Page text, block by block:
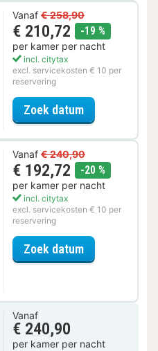
Vanaf € 258,90
€ 210,72 -19 %
per kamer per nacht
incl. citytax
excl. servicekosten € 10 per
reservering
Zoek datumvoor Parkeer
Vanaf € 240,90
€ 192,72 -20 %
per kamer per nacht
incl. citytax
excl. servicekosten € 10 per
reservering
Zoek datumvoor Late
Vanaf
€ 240,90
per kamer per nacht